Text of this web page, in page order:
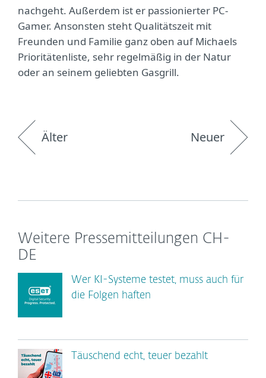
nachgeht. Außerdem ist er passionierter PC-
Gamer. Ansonsten steht Qualitätszeit mit
Freunden und Familie ganz oben auf Michaels
Prioritätenliste, sehr regelmäßig in der Natur
oder an seinem geliebten Gasgrill.
Älter Neuer
Weitere Pressemitteilungen CH-
DE
Wer KI-Systeme testet, muss auch für
die Folgen haften
Täuschend echt, teuer bezahlt